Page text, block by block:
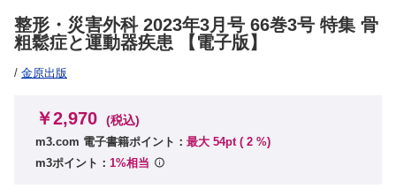
整形・災害外科 2023年3月号 66巻3号 特集 骨
粗鬆症と運動器疾患 【電子版】
/ 金原出版
￥2,970 (税込)
m3.com 電子書籍ポイント： 最大 54pt ( 2 %)
m3ポイント： 1%相当